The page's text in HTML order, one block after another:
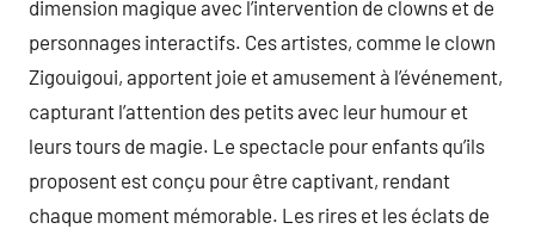
dimension magique avec l’intervention de clowns et de
personnages interactifs. Ces artistes, comme le clown
Zigouigoui, apportent joie et amusement à l’événement,
capturant l’attention des petits avec leur humour et
leurs tours de magie. Le spectacle pour enfants qu’ils
proposent est conçu pour être captivant, rendant
chaque moment mémorable. Les rires et les éclats de